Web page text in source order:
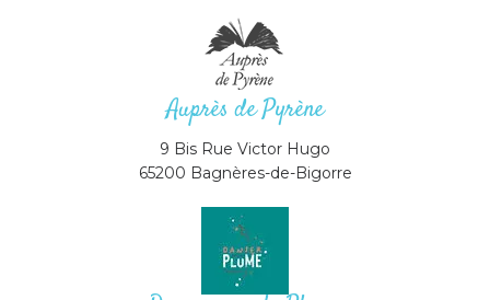
Auprès de Pyrène
9 Bis Rue Victor Hugo
65200 Bagnères-de-Bigorre